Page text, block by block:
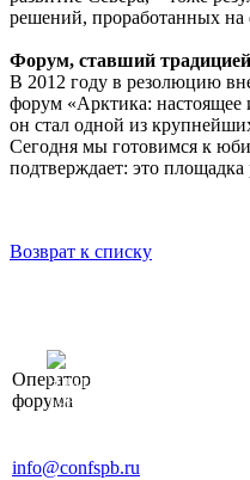
решений, проработанных на
Форум, ставший традицией
В 2012 году в резолюцию
форум «Арктика: настоящее
он стал одной из
Сегодня мы готовимся к
подтверждает: это
Возврат к списку
Оператор
форума
Элит»
196191, г. Санкт-
info@confspb.ru